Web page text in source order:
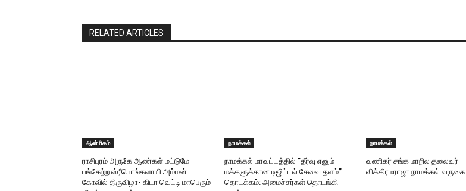
RELATED ARTICLES
ஆன்மிகம்
ராசிபுரம் அருகே ஆண்கள் மட்டுமே
பங்கேற்ற ஸ்ரீபொங்களாயி அம்மன்
கோவில் திருவிழா- கிடா வெட்டி மாபெரும்
நாமக்கல்
நாமக்கல் மாவட்டத்தில் ”தீர்வு எனும்
மக்களுக்கான டிஜிட்டல் சேவை தளம்”
தொடக்கம்: அமைச்சர்கள் தொடங்கி
நாமக்கல்
வணிகர் சங்க மாநில தலைவர்
விக்கிரமராஜா நாமக்கல் வருகை